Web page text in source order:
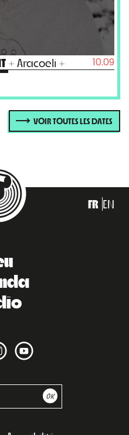
+ Aracoeli +
10.09
VOIR TOUTES LES DATES
FR EN